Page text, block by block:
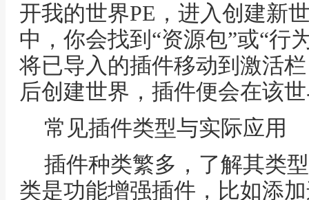
开我的世界PE，进入创建新
中，你会找到“资源包”或“行
将已导入的插件移动到激活
后创建世界，插件便会在该
常见插件类型与实际应用
插件种类繁多，了解其类
类是功能增强插件，比如添